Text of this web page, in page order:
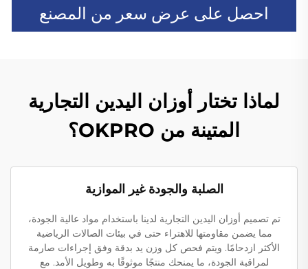
احصل على عرض سعر من المصنع
لماذا تختار أوزان اليدين التجارية
المتينة من OKPRO؟
الصلبة والجودة غير الموازية
تم تصميم أوزان اليدين التجارية لدينا باستخدام مواد عالية الجودة،
مما يضمن مقاومتها للاهتراء حتى في بيئات الصالات الرياضية
الأكثر ازدحامًا. ويتم فحص كل وزن يد بدقة وفق إجراءات صارمة
لمراقبة الجودة، ما يمنحك منتجًا موثوقًا به وطويل الأمد. مع